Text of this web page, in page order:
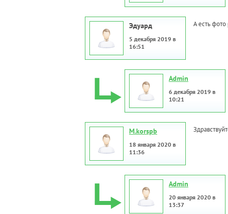
Эдуард
5 декабря 2019 в
16:51
А есть
Admin
6 декабря 2019 в
10:21
M.korspb
18 января 2020 в
11:36
Admin
20 января 2020 в
13:37